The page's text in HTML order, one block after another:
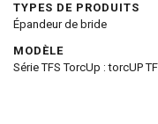
TYPES DE PRODUITS
Épandeur de bride
MODÈLE
Série TFS TorcUp : torcUP